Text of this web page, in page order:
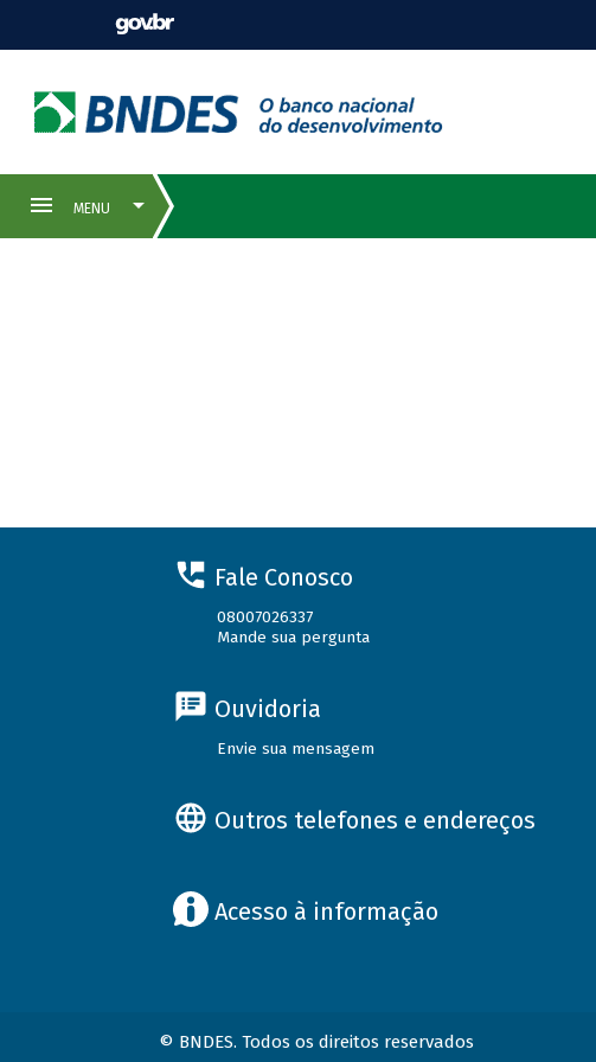
Fale Conosco
08007026337
Mande sua pergunta
Ouvidoria
Envie sua mensagem
Outros telefones e endereços
Acesso à informação
© BNDES. Todos os direitos reservados